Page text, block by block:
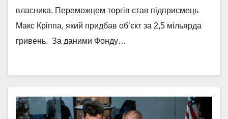
власника. Переможцем торгів став підприємець
Макс Кріппа, який придбав об’єкт за 2,5 мільярда
гривень. За даними Фонду…